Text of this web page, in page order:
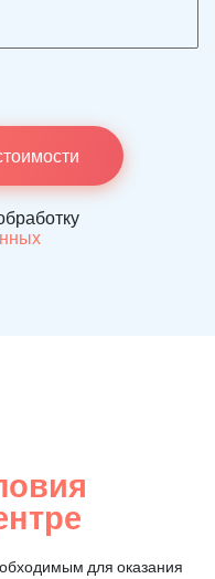
для оказания